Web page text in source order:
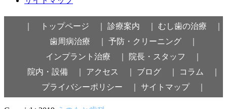
｜ トップページ ｜ 診療案内 ｜
むし歯の治療 ｜
歯周病治療 ｜
予防・クリーニング ｜
インプラント治療 ｜
院長・スタッフ ｜
院内・設備 ｜
アクセス ｜ ブログ ｜
コラム ｜
プライバシーポリシー ｜
サイトマップ ｜